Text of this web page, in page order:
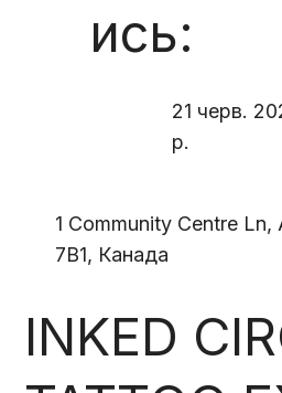
ись:
21 черв.
р.
1 Community Centre Ln,
7B1, Канада
INKED